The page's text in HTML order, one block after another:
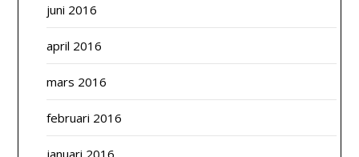
juni 2016
april 2016
mars 2016
februari 2016
januari 2016